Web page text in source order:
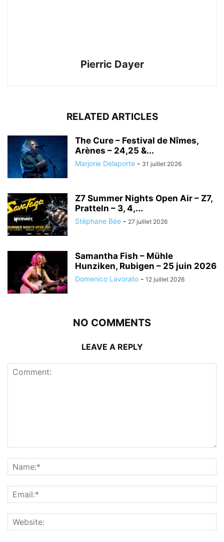
Pierric Dayer
RELATED ARTICLES
The Cure – Festival de Nîmes,
Arènes – 24,25 &...
Marjorie Delaporte - 31 juillet 2026
Z7 Summer Nights Open Air – Z7,
Pratteln – 3, 4,...
Stéphane Bée - 27 juillet 2026
Samantha Fish – Mühle
Hunziken, Rubigen – 25 juin 2026
Domenico Lavorato - 12 juillet 2026
NO COMMENTS
LEAVE A REPLY